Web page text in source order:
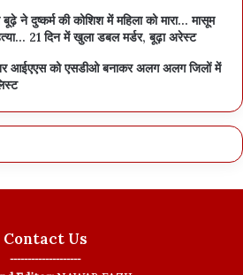
ने दुष्कर्म की कोशिश में महिला को मारा… मासूम
21 दिन में खुला डबल मर्डर, बूढ़ा अरेस्ट
आईएएस को एसडीओ बनाकर अलग अलग जिलों में
Contact Us
--------------------